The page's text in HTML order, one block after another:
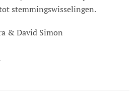
stemmingswisselingen.
& David Simon